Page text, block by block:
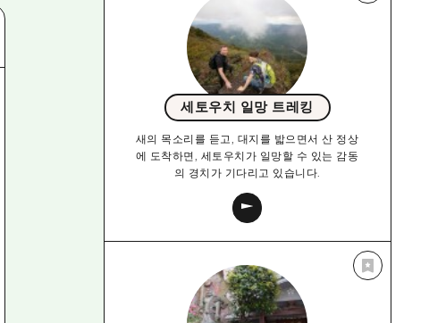
세토우치 일망 트레킹
새의 목소리를 듣고, 대지를 밟으면서 산 정상
에 도착하면, 세토우치가 일망할 수 있는 감동
의 경치가 기다리고 있습니다.